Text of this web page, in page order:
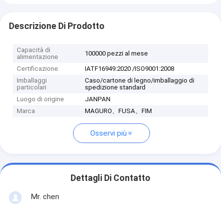
Descrizione Di Prodotto
Capacità di
alimentazione
100000 pezzi al mese
Certificazione
IATF16949:2020 /ISO9001:2008
Imballaggi
particolari
Caso/cartone di legno/imballaggio di
spedizione standard
Luogo di origine
JANPAN
Marca
MAGURO、FUSA、FIM
Osservi più
Dettagli Di Contatto
Mr. chen